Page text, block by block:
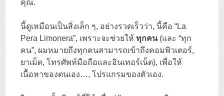
คุณ.
นี้ดูเหมือนเป็นสิ่งเล็ก ๆ, อย่างรวดเร็วว่า, นี้คือ “La
Pera Limonera”, เพราะจะช่วยให้ทุกคน(และ “ทุก
คน”, ผมหมายถึงทุกคนสามารถเข้าถึงคอมพิวเตอร์,
ยาเม็ด, โทรศัพท์มือถือและอินเทอร์เน็ต), เพื่อให้
เนื้อหาของตนเอง…, โปรแกรมของตัวเอง.